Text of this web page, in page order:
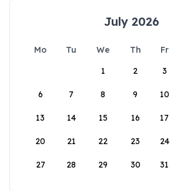
July 2026
Mo Tu We Th Fr
1
2 3
6 7 8 9 10
13 14 15 16 17
20 21 22 23 24
27 28 29 30 31